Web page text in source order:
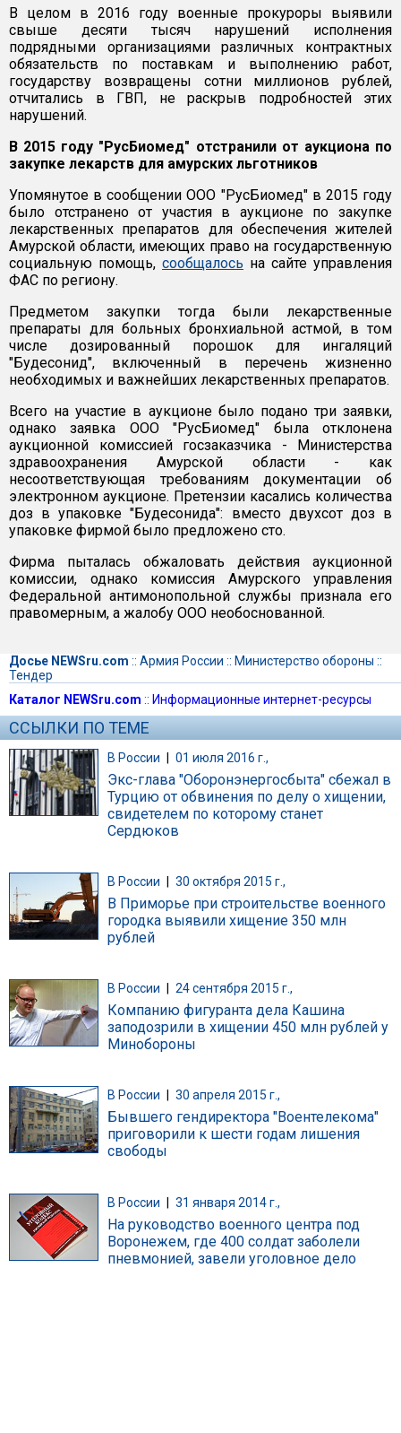
В целом в 2016 году военные прокуроры выявили
свыше десяти тысяч нарушений исполнения
подрядными организациями различных контрактных
обязательств по поставкам и выполнению работ,
государству возвращены сотни миллионов рублей,
отчитались в ГВП, не раскрыв подробностей этих
нарушений.
В 2015 году "РусБиомед" отстранили от аукциона по
закупке лекарств для амурских льготников
Упомянутое в сообщении ООО "РусБиомед" в 2015 году
было отстранено от участия в аукционе по закупке
лекарственных препаратов для обеспечения жителей
Амурской области, имеющих право на государственную
социальную помощь, сообщалось на сайте управления
ФАС по региону.
Предметом закупки тогда были лекарственные
препараты для больных бронхиальной астмой, в том
числе дозированный порошок для ингаляций
"Будесонид", включенный в перечень жизненно
необходимых и важнейших лекарственных препаратов.
Всего на участие в аукционе было подано три заявки,
однако заявка ООО "РусБиомед" была отклонена
аукционной комиссией госзаказчика - Министерства
здравоохранения Амурской области - как
несоответствующая требованиям документации об
электронном аукционе. Претензии касались количества
доз в упаковке "Будесонида": вместо двухсот доз в
упаковке фирмой было предложено сто.
Фирма пыталась обжаловать действия аукционной
комиссии, однако комиссия Амурского управления
Федеральной антимонопольной службы признала его
правомерным, а жалобу ООО необоснованной.
Досье NEWSru.com :: Армия России :: Министерство обороны ::
Тендер
Каталог NEWSru.com :: Информационные интернет-ресурсы
ССЫЛКИ ПО ТЕМЕ
В России | 01 июля 2016 г.,
Экс-глава "Оборонэнергосбыта" сбежал в
Турцию от обвинения по делу о хищении,
свидетелем по которому станет
Сердюков
В России 30 октября 2015 г.,
В Приморье при строительстве военного
городка выявили хищение 350 млн
рублей
В России 24 сентября 2015 г.,
Компанию фигуранта дела Кашина
заподозрили в хищении 450 млн рублей у
Минобороны
В России 30 апреля 2015 г.,
Бывшего гендиректора "Воентелекома"
приговорили к шести годам лишения
свободы
В России | 31 января 2014 г.,
На руководство военного центра под
Воронежем, где 400 солдат заболели
пневмонией, завели уголовное дело